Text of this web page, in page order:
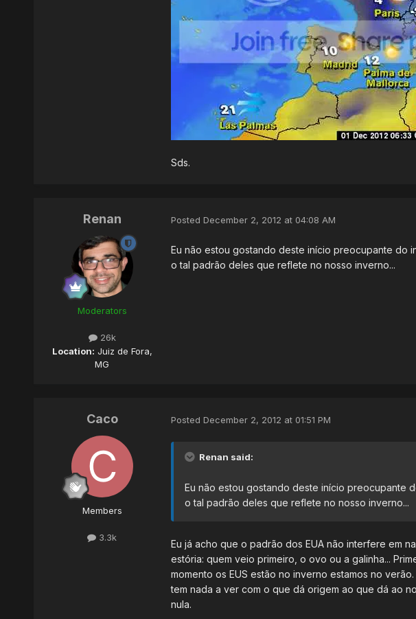
Sds.
Renan
Moderators
26k
Location: Juiz de Fora,
MG
Posted December 2, 2012 at 04:08 AM
Eu não estou gostando deste início preocupante do
o tal padrão deles que reflete no nosso inverno...
Caco
Members
3.3k
Posted December 2, 2012 at 01:51 PM
Renan said:
Eu não estou gostando deste início preocupante
o tal padrão deles que reflete no nosso inverno...
Eu já acho que o padrão dos EUA não interfere em
estória: quem veio primeiro, o ovo ou a galinha...
momento os EUS estão no inverno estamos no
tem nada a ver com o que dá origem ao que dá ao
nula.